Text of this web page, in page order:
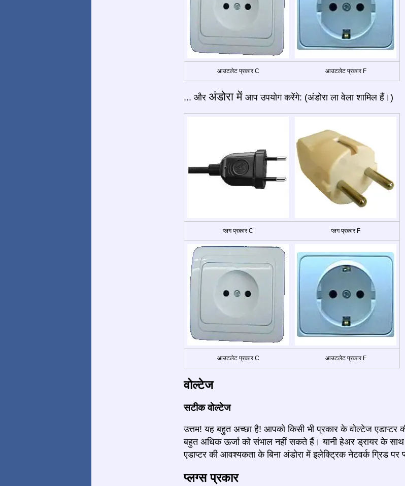
आउटलेट प्रकार C आउटलेट प्रकार F
... और अंडोरा में आप उपयोग करेंगे: (अंडोरा ला वेला शामिल हैं।)
प्लग प्रकार C प्लग प्रकार F
आउटलेट प्रकार C आउटलेट प्रकार F
वोल्टेज
सटीक वोल्टेज
उत्तम! यह बहुत अच्छा है! आपको किसी भी प्रकार के वोल्टेज एडाप्टर
बहुत अधिक ऊर्जा को संभाल नहीं सकते हैं। यानी हेअर ड्रायर के
एडाप्टर की आवश्यकता के बिना अंडोरा में इलेक्ट्रिक नेटवर्क ग्रिड
प्लग्स प्रकार